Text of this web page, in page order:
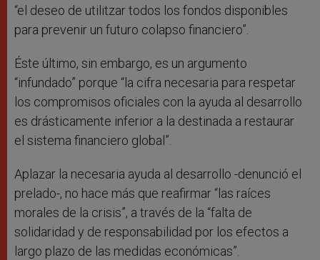
“el deseo de utilitzar todos los fondos disponibles
para prevenir un futuro colapso financiero”.
Éste último, sin embargo, es un argumento
“infundado” porque “la cifra necesaria para respetar
los compromisos oficiales con la ayuda al desarrollo
es drásticamente inferior a la destinada a restaurar
el sistema financiero global”.
Aplazar la necesaria ayuda al desarrollo -denunció el
prelado-, no hace más que reafirmar “las raíces
morales de la crisis”, a través de la “falta de
solidaridad y de responsabilidad por los efectos a
largo plazo de las medidas económicas”.